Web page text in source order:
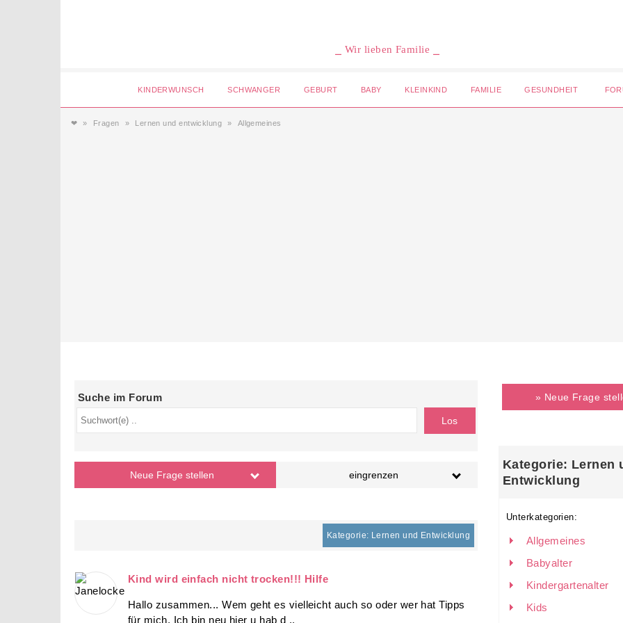
⎯ Wir lieben Familie ⎯
KINDERWUNSCH SCHWANGER GEBURT BABY KLEINKIND FAMILIE GESUNDHEIT
❤ Fragen Lernen und entwicklung Allgemeines
Suche im Forum
Neue Frage stellen eingrenzen
Kategorie: Lernen und Entwicklung
Kind wird einfach nicht trocken!!! Hilfe
Hallo zusammen... Wem geht es vielleicht auch so oder wer hat Tipps
für mich. Ich bin neu hier u hab d ..
» Neue Frage
Kategorie: Lernen
Entwicklung
Unterkategorien:
Allgemeines
Babyalter
Kindergartenalter
Kids